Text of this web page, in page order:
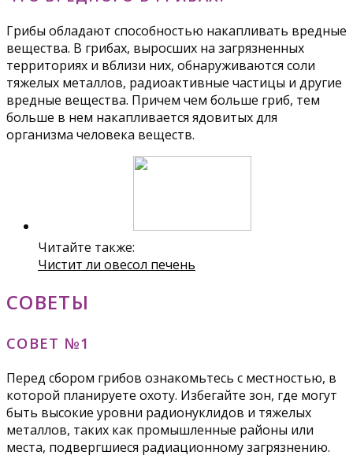
Грибы обладают способностью накапливать вредные
вещества. В грибах, выросших на загрязненных
территориях и вблизи них, обнаруживаются соли
тяжелых металлов, радиоактивные частицы и другие
вредные вещества. Причем чем больше гриб, тем
больше в нем накапливается ядовитых для
организма человека веществ.
Читайте также:
Чистит ли овесол печень
СОВЕТЫ
СОВЕТ №1
Перед сбором грибов ознакомьтесь с местностью, в
которой планируете охоту. Избегайте зон, где могут
быть высокие уровни радионуклидов и тяжелых
металлов, таких как промышленные районы или
места, подвергшиеся радиационному загрязнению.